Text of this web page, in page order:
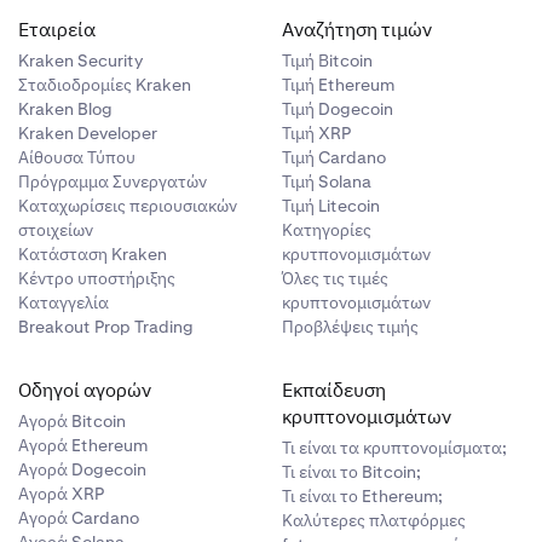
ή να
υπόκεινται
θέση
μειώνεται
επιπλέον
Εταιρεία
Kraken Security
Σταδιοδρομίες Kraken
Kraken Blog
Kraken Developer
Αίθουσα Τύπου
Πρόγραμμα Συνεργατών
Καταχωρίσεις περιουσιακών
στοιχείων
Κατάσταση Kraken
Κέντρο υποστήριξης
Καταγγελία
Breakout Prop Trading
Αναζήτηση τιμών
Τιμή Βitcoin
Τιμή Ethereum
Τιμή Dogecoin
Τιμή XRP
Τιμή Cardano
Τιμή Solana
Τιμή Litecoin
Κατηγορίες
κρυτπονομισμάτων
Όλες τις τιμές
κρυπτονομισμάτων
Προβλέψεις τιμής
Οδηγοί αγορών
Αγορά Bitcoin
Αγορά Ethereum
Αγορά Dogecoin
Αγορά XRP
Αγορά Cardano
Εκπαίδευση
κρυπτονομισμάτων
Τι είναι τα κρυπτονομίσματα;
Τι είναι το Bitcoin;
Τι είναι το Ethereum;
Καλύτερες πλατφόρμες